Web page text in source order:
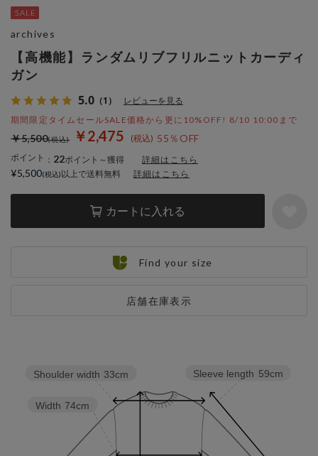
【高機能】ランダムリブフリルニットカーディ
ガン
5.0 （1） レビューを見る
期間限定タイムセールSALE価格から更に10%OFF! 8/10 10:00まで
￥2,475 55％OFF
￥5,500
ポイント ： 22ポイント～獲得 詳細はこちら
カートに入れる
店舗在庫表示
archives
¥5,500 以上で送料無料 詳細はこちら
Find your size
Sleeve length 59cm
Width 74cm
Shoulder width 33cm